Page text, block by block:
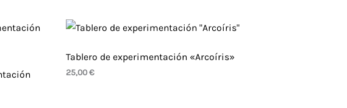
Tablero de experimentación «Arcoíris»
25,00€